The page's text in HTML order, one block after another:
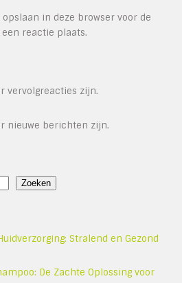
in deze browser voor de
reactie plaats.
vervolgreacties zijn.
nieuwe berichten zijn.
Zoeken
Stralend en Gezond
De Zachte Oplossing voor